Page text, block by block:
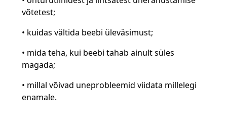
võtetest;
• kuidas vältida beebi üleväsimust;
• mida teha, kui beebi tahab ainult süles
magada;
• millal võivad uneprobleemid viidata millelegi
enamale.